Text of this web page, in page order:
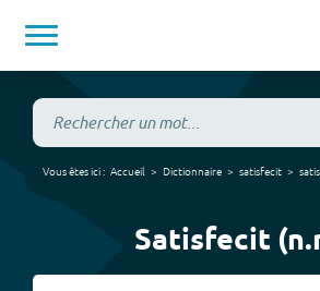
Vous êtes ici : Accueil Dictionnaire satisfecit
Satisfecit